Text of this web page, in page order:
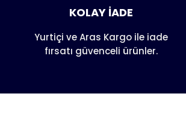
Ürün açıklamasında eksik bilgiler
Ürün bilgilerinde hatalar bulunuyor.
Ürün fiyatı diğer sitelerden daha pahalı.
KOLAY İADE
Yurtiçi ve Aras Kargo ile iade
fırsatı güvenceli ürünler.